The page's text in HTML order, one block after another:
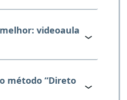
videoaula
método “Direto